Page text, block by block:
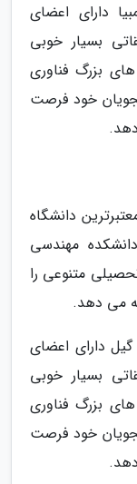
دارای اعضای
بسیار خوبی
بزرگ فناوری
خود فرصت
دانشگاه
مهندسی
متنوعی را
می دهد.
دارای اعضای
بسیار خوبی
بزرگ فناوری
خود فرصت